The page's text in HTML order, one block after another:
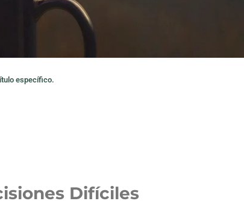
específico.
Difíciles